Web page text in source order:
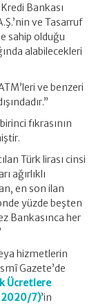
Bankası
ve Tasarruf
sahip olduğu
alabilecekleri
ve benzeri
fıkrasının
Türk lirası cinsi
ağırlıklı
en son ilan
yüzde beşten
Bankasınca her
hizmetlerin
Gazete’de
Ücretlere
7)’in